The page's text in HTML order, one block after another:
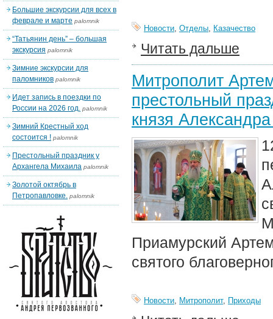
Новости, Отделы, Казачество
Читать дальше
Митрополит
престольный
князя
Приамурский
святого
Новости, Митрополит, Приходы
Большие экскурсии для всех в
феврале и марте palomnik
“Татьянин день” – большая
экскурсия palomnik
Зимние экскурсии для
паломников palomnik
Идет запись в поездки по
России на 2026 год. palomnik
Зимний Крестный ход
состоится ! palomnik
Престольный праздник у
Архангела Михаила palomnik
Золотой октябрь в
Петропавловке. palomnik